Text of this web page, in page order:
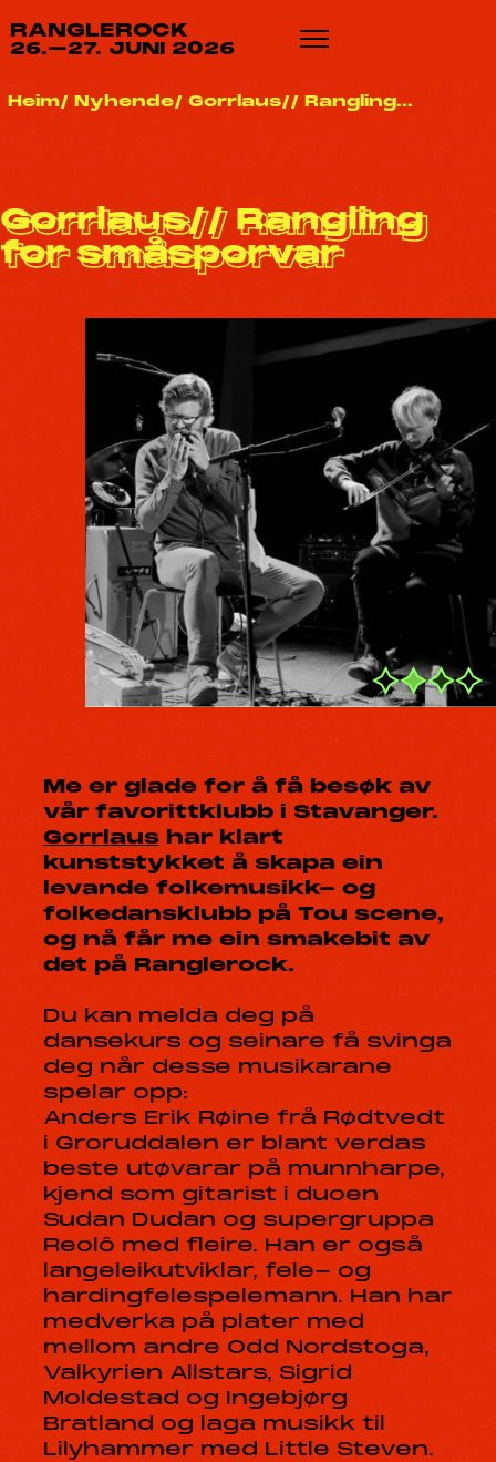
RANGLEROCK
26.–27. JUNI 2026
Heim Nyhende Gorrlaus// Rangling...
Gorrlaus// Rangling
for småsporvar
Me er glade for å få besøk av
vår favorittklubb i Stavanger.
Gorrlaushar klart
kunststykket å skapa ein
levande folkemusikk- og
folkedansklubb på Tou scene,
og nå får me ein smakebit av
det på Ranglerock.
Du kan melda deg på
dansekurs og seinare få svinga
deg når desse musikarane
spelar opp:
Anders Erik Røine frå Rødtvedt
i Groruddalen er blant verdas
beste utøvarar på munnharpe,
kjend som gitarist i duoen
Sudan Dudan og supergruppa
Reolô med fleire. Han er også
langeleikutviklar, fele- og
hardingfelespelemann. Han har
medverka på plater med
mellom andre Odd Nordstoga,
Valkyrien Allstars, Sigrid
Moldestad og Ingebjørg
Bratland og laga musikk til
Lilyhammer med Little Steven.